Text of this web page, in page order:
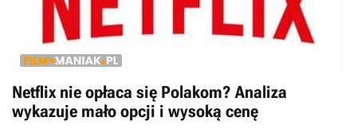
Netflix nie opłaca się Polakom? Analiza
wykazuje mało opcji i wysoką cenę